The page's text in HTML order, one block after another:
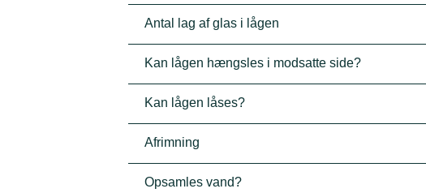
Antal lag af glas i lågen
Kan lågen hængsles i modsatte side?
Kan lågen låses?
Afrimning
Opsamles vand?